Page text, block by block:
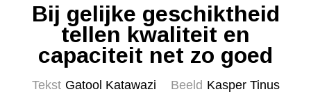
Bij gelijke geschiktheid
tellen kwaliteit en
capaciteit net zo goed
Tekst Gatool Katawazi Beeld Kasper Tinus